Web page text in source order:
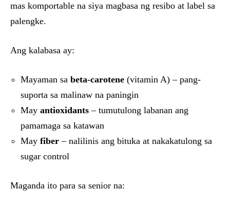
mas komportable na siya magbasa ng resibo at label sa
palengke.
Ang kalabasa ay:
Mayaman sa beta-carotene (vitamin A) – pang-
suporta sa malinaw na paningin
May antioxidants – tumutulong labanan ang
pamamaga sa katawan
May fiber – nalilinis ang bituka at nakakatulong sa
sugar control
Maganda ito para sa senior na: